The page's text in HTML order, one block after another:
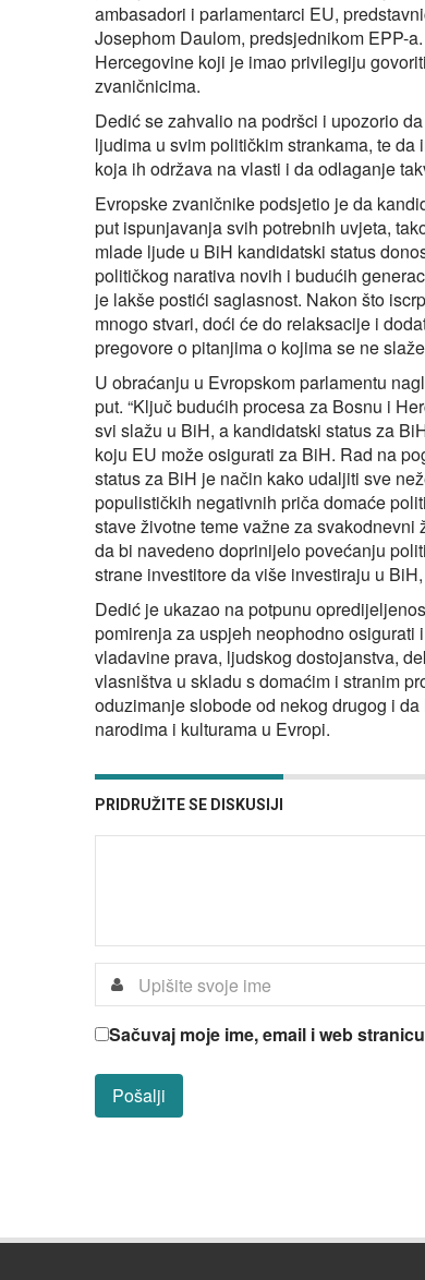
ambasadori i parlamentarci EU,
Josephom Daulom, predsjednikom EPP-
Hercegovine koji je imao privilegiju
zvaničnicima.
Dedić se zahvalio na podršci i upozorio
ljudima u svim političkim strankama, te
koja ih održava na vlasti i da odlaganje
Evropske zvaničnike podsjetio je da
put ispunjavanja svih potrebnih uvjeta,
mlade ljude u BiH kandidatski status
političkog narativa novih i budućih
je lakše postići saglasnost. Nakon što
mnogo stvari, doći će do relaksacije i
pregovore o pitanjima o kojima se ne
U obraćanju u Evropskom parlamentu
put. “Ključ budućih procesa za Bosnu i
svi slažu u BiH, a kandidatski status za
koju EU može osigurati za BiH. Rad na
status za BiH je način kako udaljiti sve
populističkih negativnih priča domaće
stave životne teme važne za
da bi navedeno doprinijelo povećanju
strane investitore da više investiraju u
Dedić je ukazao na potpunu
pomirenja za uspjeh neophodno
vladavine prava, ljudskog dostojanstva,
vlasništva u skladu s domaćim i stranim
oduzimanje slobode od nekog drugog i
narodima i kulturama u Evropi.
PRIDRUŽITE SE DISKUSIJI
Sačuvaj moje ime, email i web